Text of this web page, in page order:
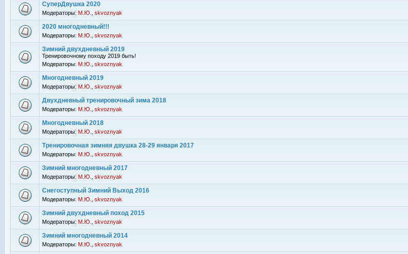
СуперДвушка 2020
Модераторы: М.Ю. skvoznyak
2020 многодневный!!!
Модераторы: М.Ю. skvoznyak
Зимний двухдневный 2019
Тренировочному походу 2019 быть!
Модераторы: М.Ю. skvoznyak
Многодневный 2019
Модераторы: М.Ю. skvoznyak
Двухдневный тренировочный зима 2018
Модераторы: М.Ю. skvoznyak
Многодневный 2018
Модераторы: М.Ю. skvoznyak
Тренировочная зимняя двушка 28-29 января 2017
Модераторы: М.Ю. skvoznyak
Зимний многодневный 2017
Модераторы: М.Ю. skvoznyak
Снегоступный Зимний Выход 2016
Модераторы: М.Ю. skvoznyak
Зимний двухдневный поход 2015
Модераторы: М.Ю. skvoznyak
Зимний многодневный 2014
Модераторы: М.Ю. skvoznyak